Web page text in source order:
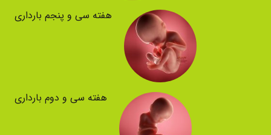
هفته سی و پنجم بارداری
هفته سی و دوم بارداری